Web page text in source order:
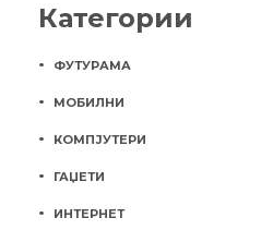
Категории
ФУТУРАМА
МОБИЛНИ
КОМПЈУТЕРИ
ГАЏЕТИ
ИНТЕРНЕТ